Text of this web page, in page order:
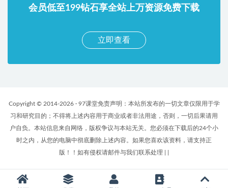
会员低至199钻石享全站上万资源免费下载
立即查看
Copyright © 2014-2026 · 97课堂免责声明：本站所发布的一切文章仅限用于学
习和研究目的；不得将上述内容用于商业或者非法用途，否则，一切后果请用
户自负。本站信息来自网络，版权争议与本站无关。您必须在下载后的24个小
时之内，从您的电脑中彻底删除上述内容。如果您喜欢该资料，请支持正
版！！如有侵权请邮件与我们联系处理